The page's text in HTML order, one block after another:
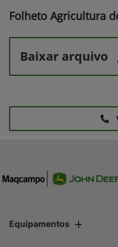
Folheto Agricultura
Baixar arquivo
Equipamentos